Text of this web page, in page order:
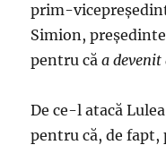
prim-
Simion,
pentru căa
De ce-l atacă
pentru că, de